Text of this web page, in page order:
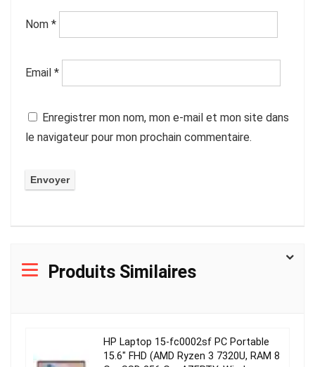
Nom *
Email *
Enregistrer mon nom, mon e-mail et mon site dans
le navigateur pour mon prochain commentaire.
Produits Similaires
HP Laptop 15-fc0002sf PC Portable
15.6″ FHD (AMD Ryzen 3 7320U, RAM 8